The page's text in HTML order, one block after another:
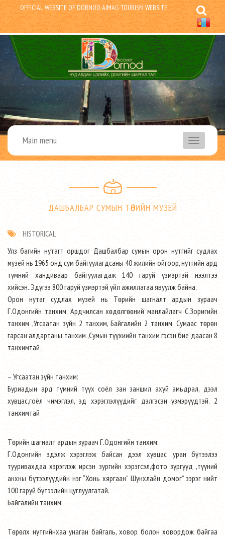
OFFICIAL WEBSITE OF DORNOD AIMAG TOURISM WEBSITE
Main menu menu
ДАШБАЛБАР СУМЫН ТӨВИЙН МУЗЕЙ
HISTORICAL
Улз багийн нутагт оршдог Дашбалбар сумын орон нутгийг судлах
музей нь 1965 онд сум байгуулагдсаны 40 жилийн ойгоор, нутгийн ард
түмний хандиваар байгуулагдаж 140 гаруй үзмэртэй нээлтээ
хийсэн..Эдүгээ 800 гаруй үзмэртэй үйл ажиллагаа явуулж байна.
Орон нутаг судлах музей нь Төрийн шагналт ардын зураач
Г.Одонгийн танхим, Ардчилсан хөдөлгөөний манлайлагч С.Зоригийн
танхим ,Угсаатан зүйн 2 танхим, Байгалийн 2 танхим, Сумаас төрөн
гарсан алдартаны танхим ,Сумын түүхиийн танхим гэсэн бие даасан 8
танхимтай .
– Угсаатан зүйн танхим:
Буриадын ард түмний түүх соёл зан заншил ахуй амьдрал, дээл
хувцас,гоёл чимэглэл, эд хэрэглэлүүдийг дэлгэсэн үзмэрүүдтэй. 2
танхимтай
Төрийн шагналт ардын зураач Г.Одонгийн танхим:
Г.Одонгийн эдэлж хэрэглэж байсан дээл хувцас ,уран бүтээлээ
тууривахдаа хэрэглэж ирсэн зургийн хэрэгсэл,фото зургууд ,түүний
анхны бүтээлүүдийн нэг “Хонь хяргаан” Шунхлайн домог” зэрэг нийт
100 гаруй бүтээлийн цуглуулгатай.
Байгалийн танхим:
Төрөлх нутгийнхаа унаган байгаль, ховор болон ховордож байгаа